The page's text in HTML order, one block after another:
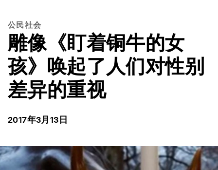
公民社会
雕像《盯着铜牛的女
孩》唤起了人们对性别
差异的重视
2017年3月13日